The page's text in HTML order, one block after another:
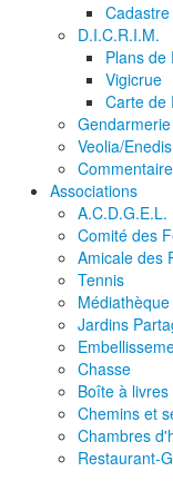
D.I.C.R.I.M.
Plans de
Vigicrue
Carte de
Gendarmerie
Veolia/Enedis
Associations
A.C.D.G.E.L.
Comité des
Amicale des
Tennis
Jardins
Chasse
Boîte à livres
Chemins et
Chambres
Restaurant-